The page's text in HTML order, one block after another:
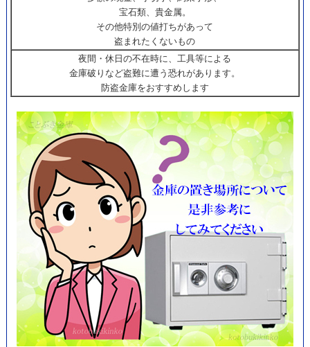
宝石類、貴金属。
その他特別の値打ちがあって
盗まれたくないもの
夜間・休日の不在時に、工具等による
金庫破りなど盗難に遭う恐れがあります。
防盗金庫をおすすめします